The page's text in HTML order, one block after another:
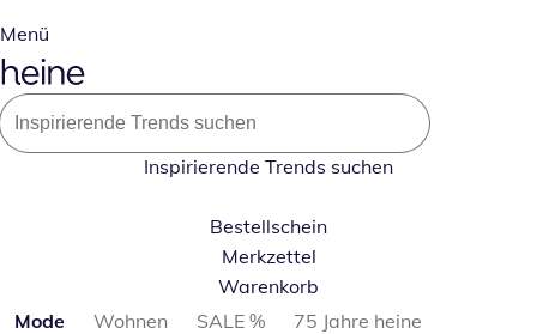
Menü
Inspirierende Trends suchen
Bestellschein
Merkzettel
Warenkorb
Produktkategorien überspringen
Mode Wohnen SALE %
75 Jahre heine